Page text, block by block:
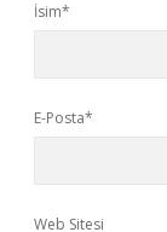
İsim*
E-Posta*
Web Sitesi